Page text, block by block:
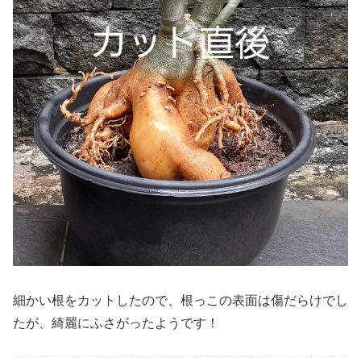
細かい根をカットしたので、根っこの表面は傷だらけでし
たが、綺麗にふさがったようです！